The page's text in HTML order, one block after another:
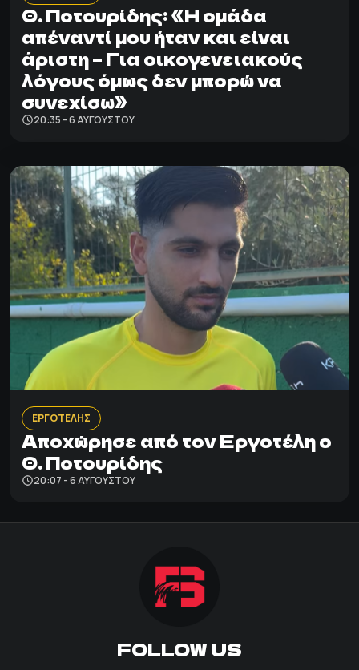
Θ. Ποτουρίδης: «Η ομάδα
απέναντί μου ήταν και είναι
άριστη – Για οικογενειακούς
λόγους όμως δεν μπορώ να
συνεχίσω»
20:35 - 6 ΑΥΓΟΎΣΤΟΥ
ΕΡΓΟΤΕΛΗΣ
Αποχώρησε από τον Εργοτέλη ο
Θ. Ποτουρίδης
20:07 - 6 ΑΥΓΟΎΣΤΟΥ
FOLLOW US